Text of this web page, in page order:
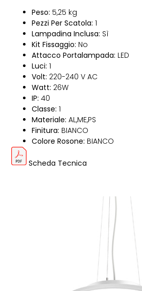
Peso: 5,25 kg
Pezzi Per Scatola: 1
Lampadina Inclusa: Sì
Kit Fissaggio: No
Attacco Portalampada: LED
Luci: 1
Volt: 220-240 V AC
Watt: 26W
IP: 40
Classe: 1
Materiale: AL,ME,PS
Finitura: BIANCO
Colore Rosone: BIANCO
Scheda Tecnica